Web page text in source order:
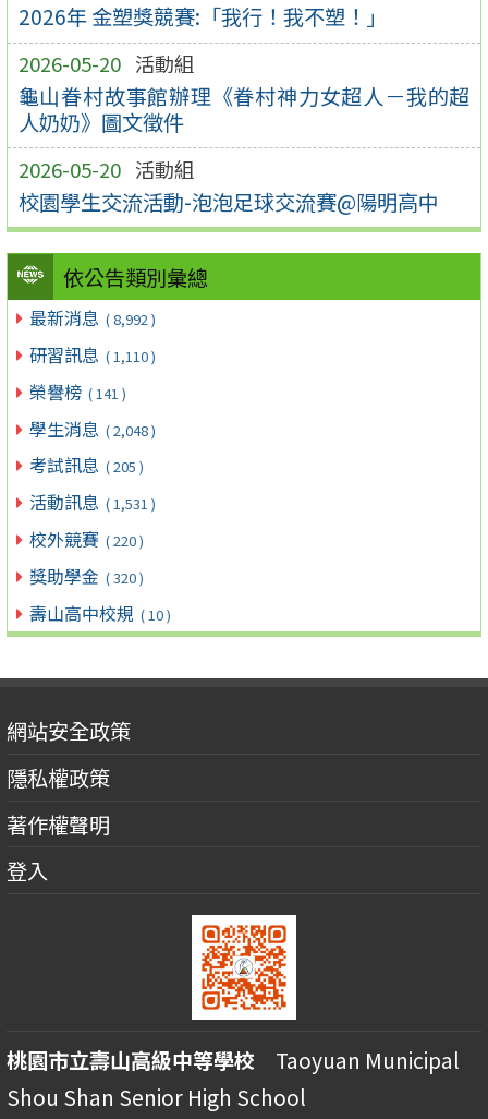
2026年 金塑獎競賽:「我行！我不塑！」
2026-05-20 活動組
龜山眷村故事館辦理《眷村神力女超人－我的超
人奶奶》圖文徵件
2026-05-20 活動組
校園學生交流活動-泡泡足球交流賽@陽明高中
依公告類別彙總
最新消息 ( 8,992 )
研習訊息 ( 1,110 )
榮譽榜 ( 141 )
學生消息 ( 2,048 )
考試訊息 ( 205 )
活動訊息 ( 1,531 )
校外競賽 ( 220 )
獎助學金 ( 320 )
壽山高中校規 ( 10 )
網站安全政策
隱私權政策
著作權聲明
登入
桃園市立壽山高級中等學校 Taoyuan Municipal
Shou Shan Senior High School